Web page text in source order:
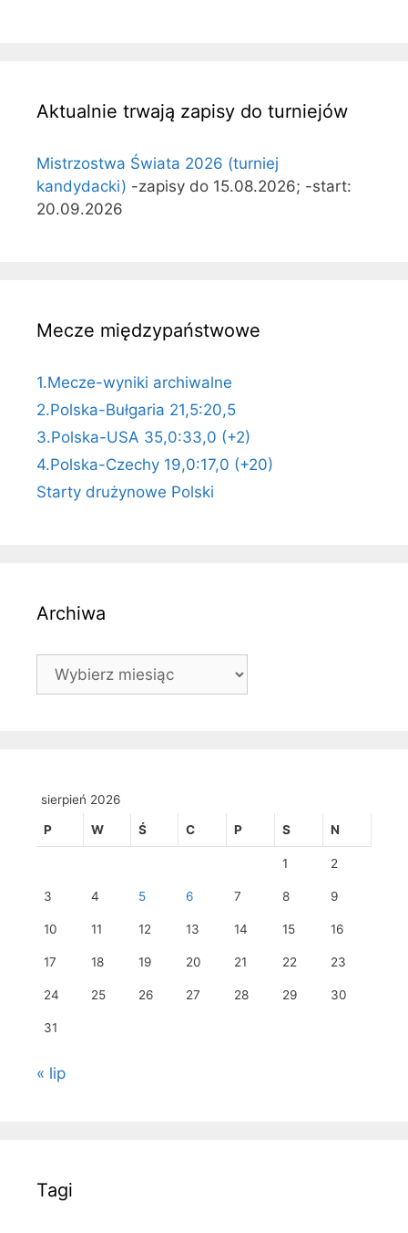
Aktualnie trwają zapisy do turniejów
Mistrzostwa Świata 2026 (turniej
kandydacki) -zapisy do 15.08.2026; -start:
20.09.2026
Mecze międzypaństwowe
1.Mecze-wyniki archiwalne
2.Polska-Bułgaria 21,5:20,5
3.Polska-USA 35,0:33,0 (+2)
4.Polska-Czechy 19,0:17,0 (+20)
Starty drużynowe Polski
Archiwa
Archiwa
sierpień 2026
P W Ś C P S N
1 2
3 4 5 6 7 8 9
10 11 12 13 14 15 16
17 18 19 20 21 22 23
24 25 26 27 28 29 30
31
« lip
Tagi